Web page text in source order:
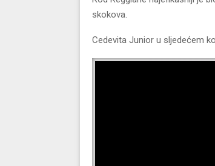
skokova.
Cedevita Junior u sljedećem